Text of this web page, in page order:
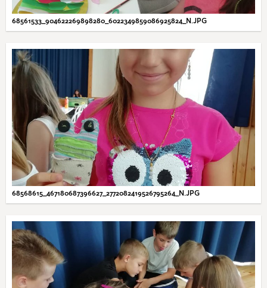
68561533_904622269898280_6022349859086925824_N.JPG
68568615_467180687396627_2772082419526795264_N.JPG